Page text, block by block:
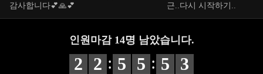
감사합니다💕🙏💕
근..다시 시작하기..
인원마감 14명 남았습니다.
2 2 : 5 5 : 5 2